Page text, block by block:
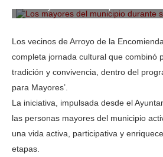
Los vecinos de Arroyo de la
completa jornada cultural que combinó
tradición y convivencia, dentro del
para Mayores’.
La iniciativa, impulsada desde el
las personas mayores del municipio
una vida activa, participativa y
etapas.